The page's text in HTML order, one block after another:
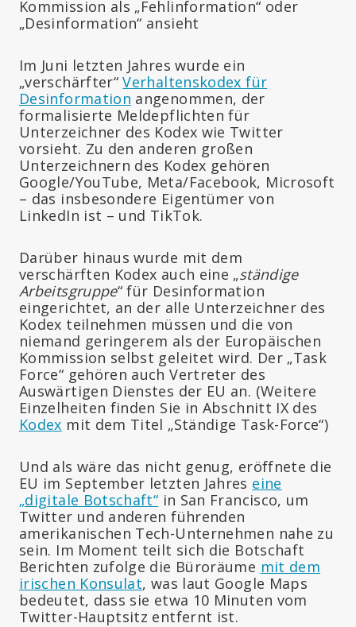
Kommission als „Fehlinformation“ oder
„Desinformation“ ansieht
Im Juni letzten Jahres wurde ein
„verschärfter“Verhaltenskodex für
Desinformation angenommen, der
formalisierte Meldepflichten für
Unterzeichner des Kodex wie Twitter
vorsieht. Zu den anderen großen
Unterzeichnern des Kodex gehören
Google/YouTube, Meta/Facebook, Microsoft
– das insbesondere Eigentümer von
LinkedIn ist – und TikTok.
Darüber hinaus wurde mit dem
verschärften Kodex auch eine „ständige
Arbeitsgruppe“ für Desinformation
eingerichtet, an der alle Unterzeichner des
Kodex teilnehmen müssen und die von
niemand geringerem als der Europäischen
Kommission selbst geleitet wird. Der „Task
Force“ gehören auch Vertreter des
Auswärtigen Dienstes der EU an. (Weitere
Einzelheiten finden Sie in Abschnitt IX des
Kodex mit dem Titel „Ständige Task-Force“)
Und als wäre das nicht genug, eröffnete die
EU im September letzten Jahres eine
„digitale Botschaft“ in San Francisco, um
Twitter und anderen führenden
amerikanischen Tech-Unternehmen nahe zu
sein. Im Moment teilt sich die Botschaft
Berichten zufolge die Büroräume mit dem
irischen Konsulat, was laut Google Maps
bedeutet, dass sie etwa 10 Minuten vom
Twitter-Hauptsitz entfernt ist.